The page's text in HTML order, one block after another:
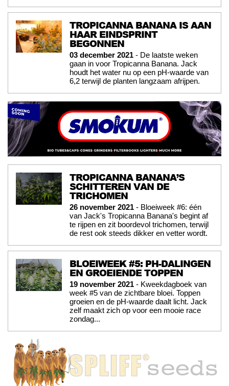
TROPICANNA BANANA IS AAN
HAAR EINDSPRINT
BEGONNEN
03 december 2021 - De laatste weken
gaan in voor Tropicanna Banana. Jack
houdt het water nu op een pH-waarde van
6,2 terwijl de planten langzaam afrijpen.
TROPICANNA BANANA’S
SCHITTEREN VAN DE
TRICHOMEN
26 november 2021 - Bloeiweek #6: één
van Jack's Tropicanna Banana's begint af
te rijpen en zit boordevol trichomen, terwijl
de rest ook steeds dikker en vetter wordt.
BLOEIWEEK #5: PH-DALINGEN
EN GROEIENDE TOPPEN
19 november 2021 - Kweekdagboek van
week #5 van de zichtbare bloei. Toppen
groeien en de pH-waarde daalt licht. Jack
zelf maakt zich op voor een mooie race
zondag...